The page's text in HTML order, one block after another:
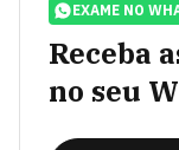
EXAME NO
Receba
no seu